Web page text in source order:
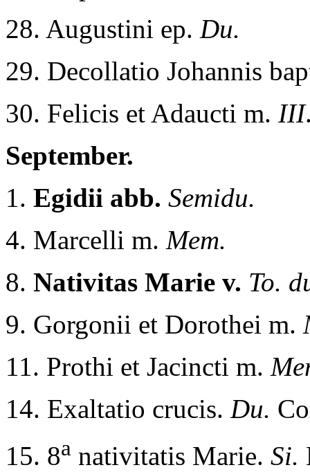
28. Augustini ep. Du.
29. Decollatio Johannis
30. Felicis et Adaucti m. III
September.
1. Egidii abb. Semidu.
4. Marcelli m. Mem.
8. Nativitas Marie v. To.
9. Gorgonii et Dorothei m.
11. Prothi et Jacincti m.
14. Exaltatio crucis. Du.
15. 8a nativitatis Marie. Si.